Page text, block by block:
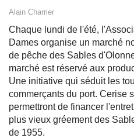
Alain Charrier
Chaque lundi de l'été,
Dames organise un marché
de pêche des Sables
marché est réservé aux
Une initiative qui séduit les
commerçants du port. Cerise
permettront de financer
plus vieux gréement des
de 1955.